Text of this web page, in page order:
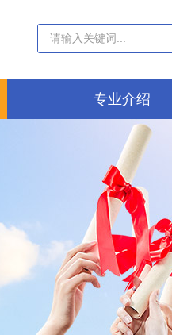
专业介绍
机械电气工程学院
水利建筑工程学院
食品工程学院
数字商贸学院
信息与通信工程学院
现代服务学院
定向培养学院
化工与环境工程学院